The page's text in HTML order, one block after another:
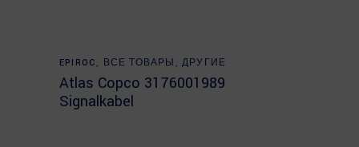
Read more
EPIROC , ВСЕ ТОВАРЫ ,ДРУГИЕ
Atlas Copco 3176001989
Signalkabel